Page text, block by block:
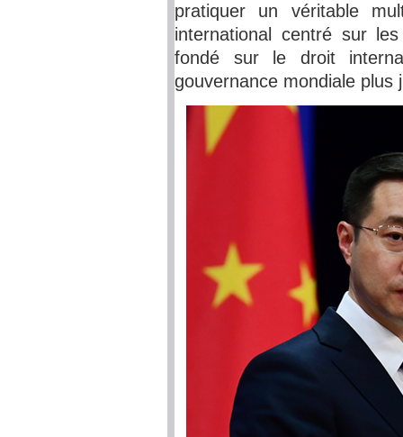
pratiquer un véritable
international centré sur
fondé sur le droit
gouvernance mondiale plus